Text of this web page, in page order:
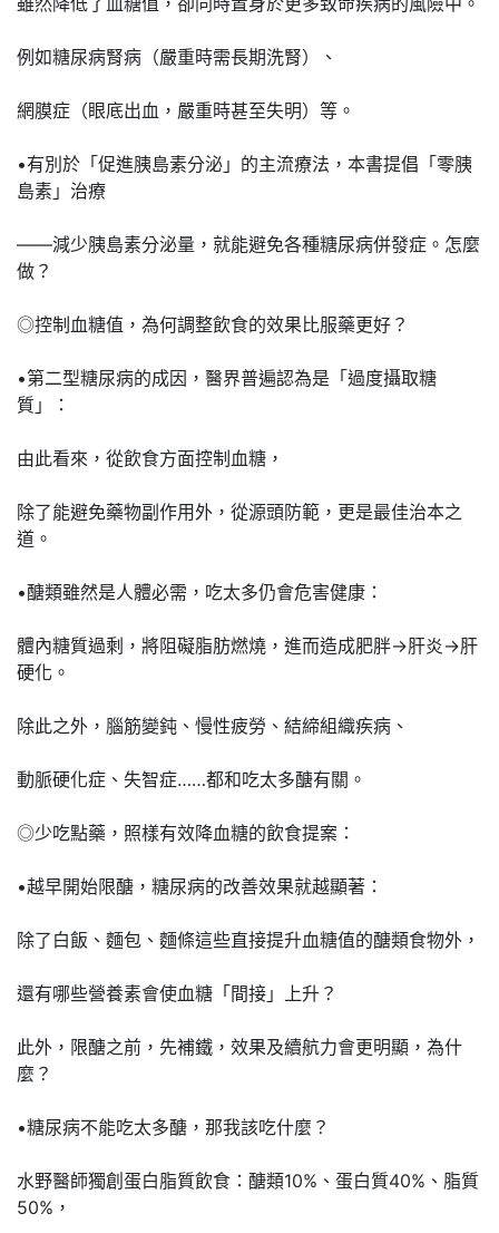
例如糖尿病腎病（嚴重時需長期洗腎）、
網膜症（眼底出血，嚴重時甚至失明）等。
•有別於「促進胰島素分泌」的主流療法，本書提倡「零胰
島素」治療
――減少胰島素分泌量，就能避免各種糖尿病併發症。怎麼
做？
◎控制血糖值，為何調整飲食的效果比服藥更好？
•第二型糖尿病的成因，醫界普遍認為是「過度攝取糖
質」：
由此看來，從飲食方面控制血糖，
除了能避免藥物副作用外，從源頭防範，更是最佳治本之
道。
•醣類雖然是人體必需，吃太多仍會危害健康：
體內糖質過剩，將阻礙脂肪燃燒，進而造成肥胖→肝炎→肝
硬化。
除此之外，腦筋變鈍、慢性疲勞、結締組織疾病、
動脈硬化症、失智症……都和吃太多醣有關。
◎少吃點藥，照樣有效降血糖的飲食提案：
•越早開始限醣，糖尿病的改善效果就越顯著：
除了白飯、麵包、麵條這些直接提升血糖值的醣類食物外，
還有哪些營養素會使血糖「間接」上升？
此外，限醣之前，先補鐵，效果及續航力會更明顯，為什
麼？
•糖尿病不能吃太多醣，那我該吃什麼？
水野醫師獨創蛋白脂質飲食：醣類10%、蛋白質40%、脂質
50%，